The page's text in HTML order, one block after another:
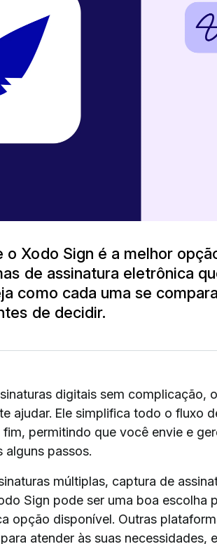
Xodo Sign é a melhor
de assinatura eletrônica
como cada uma se
de decidir.
digitais sem complicação,
ajudar. Ele simplifica todo o fluxo
permitindo que você envie e
alguns passos.
múltiplas, captura de
Sign pode ser uma boa escolha
opção disponível. Outras
atender às suas necessidades,